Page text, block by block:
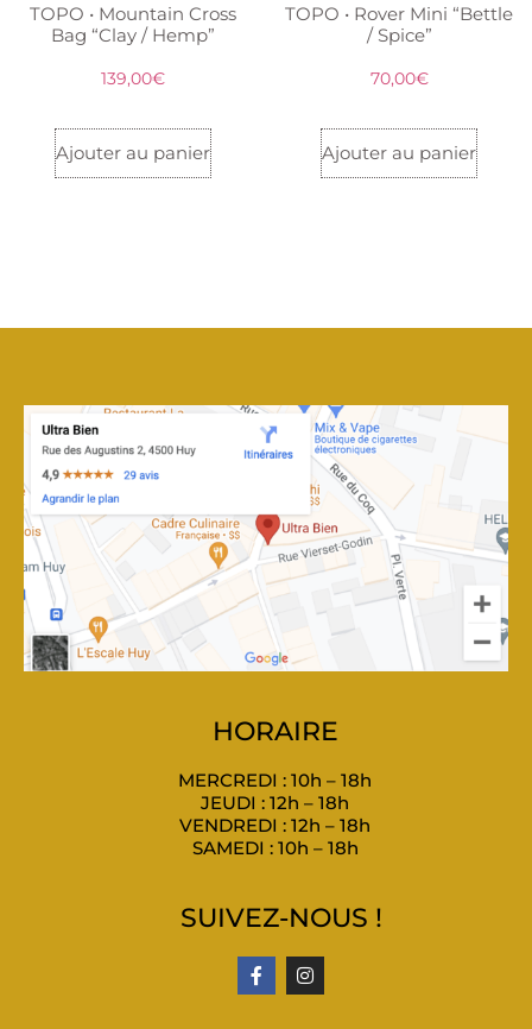
TOPO • Mountain Cross
Bag “Clay / Hemp”
139,00€
Ajouter au panier
TOPO • Rover Mini “Bettle
/ Spice”
70,00€
Ajouter au panier
HORAIRE
MERCREDI : 10h – 18h
JEUDI : 12h – 18h
VENDREDI : 12h – 18h
SAMEDI : 10h – 18h
SUIVEZ-NOUS !